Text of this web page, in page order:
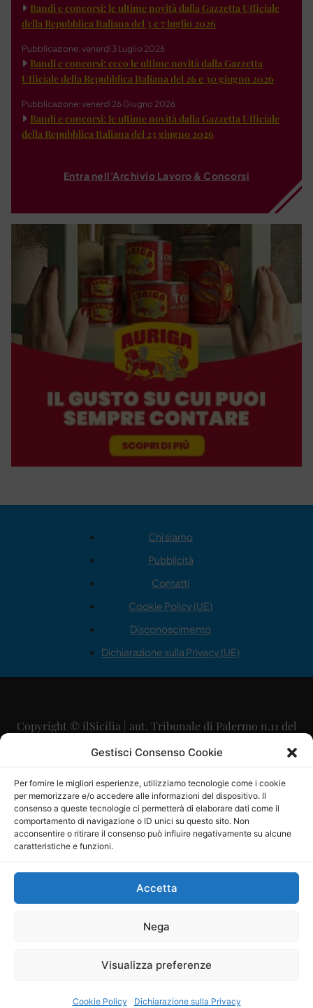
Gestisci Consenso Cookie
Per fornire le migliori esperienze, utilizziamo tecnologie come i cookie
per memorizzare e/o accedere alle informazioni del dispositivo. Il
consenso a queste tecnologie ci permetterà di elaborare dati come il
comportamento di navigazione o ID unici su questo sito. Non
acconsentire o ritirare il consenso può influire negativamente su alcune
caratteristiche e funzioni.
Accetta
Nega
Visualizza preferenze
Cookie Policy Dichiarazione sulla Privacy
Bandi e concorsi: le ultime novità dalla Gazzetta Ufficiale
della Repubblica Italiana del 3 e 7 luglio 2026
Pubblicazione: venerdì 3 Luglio 2026
Bandi e concorsi: ecco le ultime novità dalla Gazzetta
Ufficiale della Repubblica Italiana del 26 e 30 giugno 2026
Pubblicazione: venerdì 26 Giugno 2026
Bandi e concorsi: le ultime novità dalla Gazzetta Ufficiale
della Repubblica Italiana del 23 giugno 2026
Entra nell'Archivio Lavoro & Concorsi
Chi siamo
Pubblicità
Contatti
Cookie Policy (UE)
Disconoscimento
Dichiarazione sulla Privacy (UE)
Copyright © ilSicilia | aut. Tribunale di Palermo n.11 del
29/09/2015
Direttore Editoriale: Maurizio Scaglione
Direttore Responsabile: Maria Calabrese
P.IVA: 06334930820
Mercurio Comunicazione Società Cooperativa a r.l. è
iscritta al Registro degli Operatori di Comunicazione al
Sito gestito daLa Digitale srl–info@ladigitale.it